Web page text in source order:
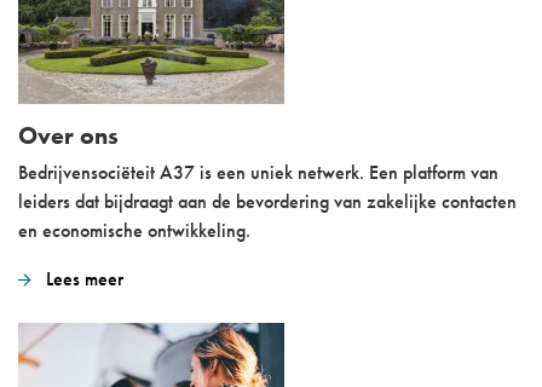
Over ons
Bedrijvensociëteit A37 is een uniek netwerk. Een platform van
leiders dat bijdraagt aan de bevordering van zakelijke contacten
en economische ontwikkeling.
Lees meer